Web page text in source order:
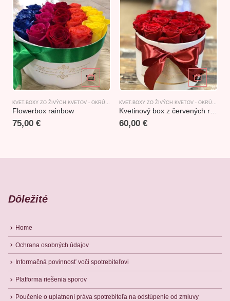
KVET.BOXY ZO ŽIVÝCH KVETOV - OKRÚHLE
Flowerbox rainbow
75,00 €
KVET.BOXY ZO ŽIVÝCH KVETOV - OKRÚHLE
Kvetinový box z červených ruží stredný
60,00 €
Dôležité
Home
Ochrana osobných údajov
Informačná povinnosť voči spotrebiteľovi
Platforma riešenia sporov
Poučenie o uplatnení práva spotrebiteľa na odstúpenie od zmluvy